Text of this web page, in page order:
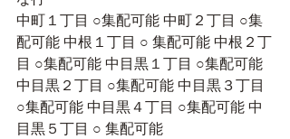
中町１丁目 ○集配可能 中町２丁目 ○集
配可能 中根１丁目 ○ 集配可能 中根２丁
目 ○集配可能 中目黒１丁目 ○集配可能
中目黒２丁目 ○集配可能 中目黒３丁目
○集配可能 中目黒４丁目 ○集配可能 中
目黒５丁目 ○ 集配可能